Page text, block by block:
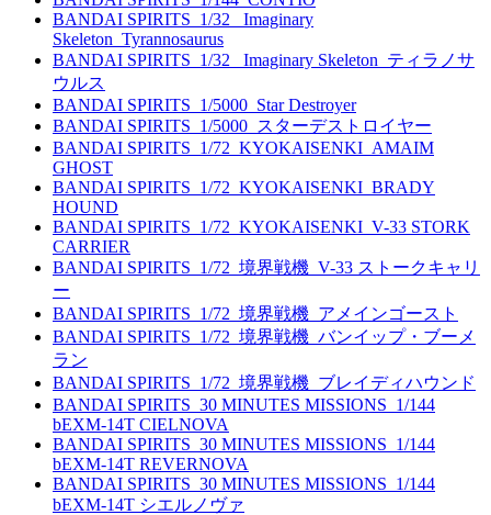
BANDAI SPIRITS_1/32_ Imaginary
Skeleton_Tyrannosaurus
BANDAI SPIRITS_1/32_ Imaginary Skeleton_ティラノサ
ウルス
BANDAI SPIRITS_1/5000_Star Destroyer
BANDAI SPIRITS_1/5000_スターデストロイヤー
BANDAI SPIRITS_1/72_KYOKAISENKI_AMAIM
GHOST
BANDAI SPIRITS_1/72_KYOKAISENKI_BRADY
HOUND
BANDAI SPIRITS_1/72_KYOKAISENKI_V-33 STORK
CARRIER
BANDAI SPIRITS_1/72_境界戦機_V-33 ストークキャリ
ー
BANDAI SPIRITS_1/72_境界戦機_アメインゴースト
BANDAI SPIRITS_1/72_境界戦機_バンイップ・ブーメ
ラン
BANDAI SPIRITS_1/72_境界戦機_ブレイディハウンド
BANDAI SPIRITS_30 MINUTES MISSIONS_1/144
bEXM-14T CIELNOVA
BANDAI SPIRITS_30 MINUTES MISSIONS_1/144
bEXM-14T REVERNOVA
BANDAI SPIRITS_30 MINUTES MISSIONS_1/144
bEXM-14T シエルノヴァ